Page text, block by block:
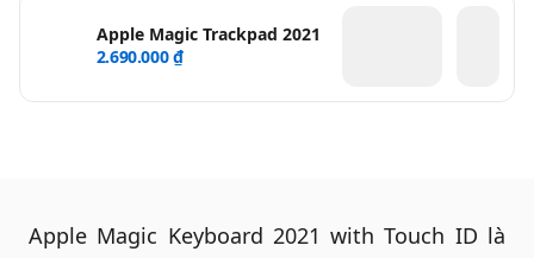
Apple Magic Trackpad 2021
2.690.000 ₫
Apple Magic Keyboard 2021 with Touch ID là